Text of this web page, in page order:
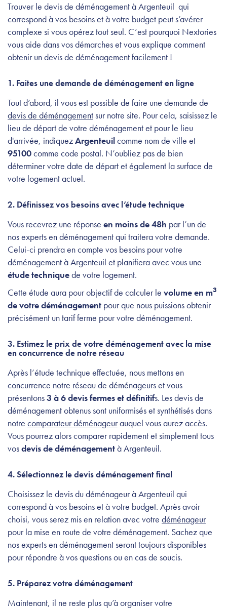
Trouver le devis de déménagement à Argenteuil qui
correspond à vos besoins et à votre budget peut s’avérer
complexe si vous opérez tout seul. C’est pourquoi Nextories
vous aide dans vos démarches et vous explique comment
obtenir un devis de déménagement facilement !
1. Faites une demande de déménagement en ligne
Tout d’abord, il vous est possible de faire une demande de
devis de déménagementsur notre site. Pour cela, saisissez le
lieu de départ de votre déménagement et pour le lieu
d'arrivée, indiquezArgenteuilcomme nom de ville et
95100comme code postal. N’oubliez pas de bien
déterminer votre date de départ et également la surface de
votre logement actuel.
2. Définissez vos besoins avec l’étude technique
Vous recevrez une réponse en moins de 48h par l’un de
nos experts en déménagement qui traitera votre demande.
Celui-ci prendra en compte vos besoins pour votre
déménagement à Argenteuil et planifiera avec vous une
étude techniquede votre logement.
Cette étude aura pour objectif de calculer le volume en m3
de votre déménagement pour que nous puissions obtenir
précisément un tarif ferme pour votre déménagement.
3. Estimez le prix de votre déménagement avec la mise
en concurrence de notre réseau
Après l’étude technique effectuée, nous mettons en
concurrence notre réseau de déménageurs et vous
présentons3 à 6 devis fermes et définitifs. Les devis de
déménagement obtenus sont uniformisés et synthétisés dans
notre comparateur déménageurauquel vous aurez accès.
Vous pourrez alors comparer rapidement et simplement tous
vosdevis de déménagementà Argenteuil.
4. Sélectionnez le devis déménagement final
Choisissez le devis du déménageur à Argenteuil qui
correspond à vos besoins et à votre budget. Après avoir
choisi, vous serez mis en relation avec votre déménageur
pour la mise en route de votre déménagement. Sachez que
nos experts en déménagement seront toujours disponibles
pour répondre à vos questions ou en cas de soucis.
5. Préparez votre déménagement
Maintenant, il ne reste plus qu’à organiser votre